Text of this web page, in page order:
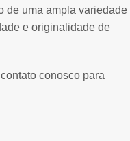
de uma ampla variedade
e originalidade de
conosco para